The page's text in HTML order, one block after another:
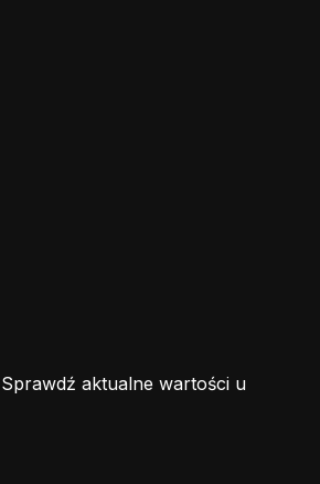
aktualne wartości u